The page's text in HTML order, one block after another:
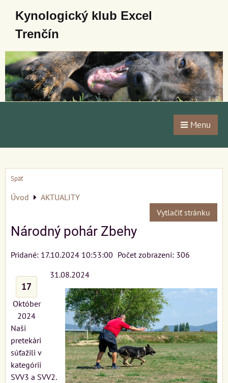
Kynologický klub Excel
Trenčín
Menu
Späť
Úvod
AKTUALITY
Vytlačiť stránku
Národný pohár Zbehy
Pridané: 17.10.2024 10:53:00 Počet zobrazení: 306
17
Október
2024
31.08.2024
Naši
pretekári
súťažili v
kategórii
SVV3 a SVV2.